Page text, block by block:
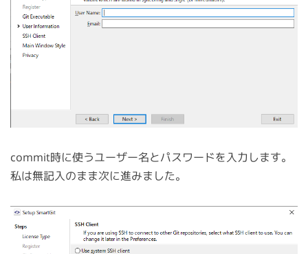
commit時に使うユーザー名とパスワードを入力します。
私は無記入のまま次に進みました。